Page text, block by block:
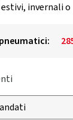
invernali